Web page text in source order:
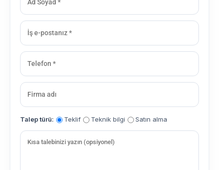
Talep türü: Teklif Teknik bilgi Satın alma